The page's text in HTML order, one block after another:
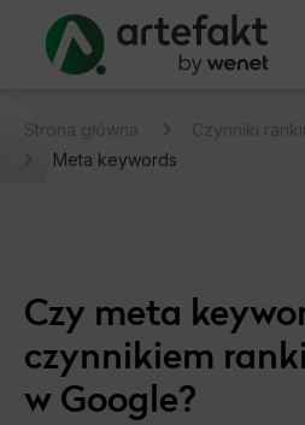
Strona główna
Czynniki
Meta keywords
Czy meta
czynnikiem
w Google?